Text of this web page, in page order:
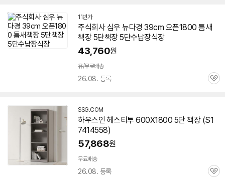
11번가
주식회사 심우 뉴다경 39cm 오픈1800 틈새
책장 5단책장5단수납장식장
43,760원
유/무료배송
26.08. 등록
관
SSG.COM
하우스인 헤스티투 600X1800 5단책장(S1
7414558)
57,868원
무료배송
26.08. 등록
관